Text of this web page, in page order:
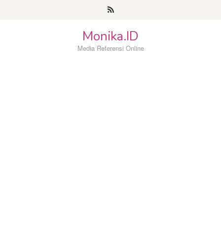
Monika.ID
Media Referensi Online